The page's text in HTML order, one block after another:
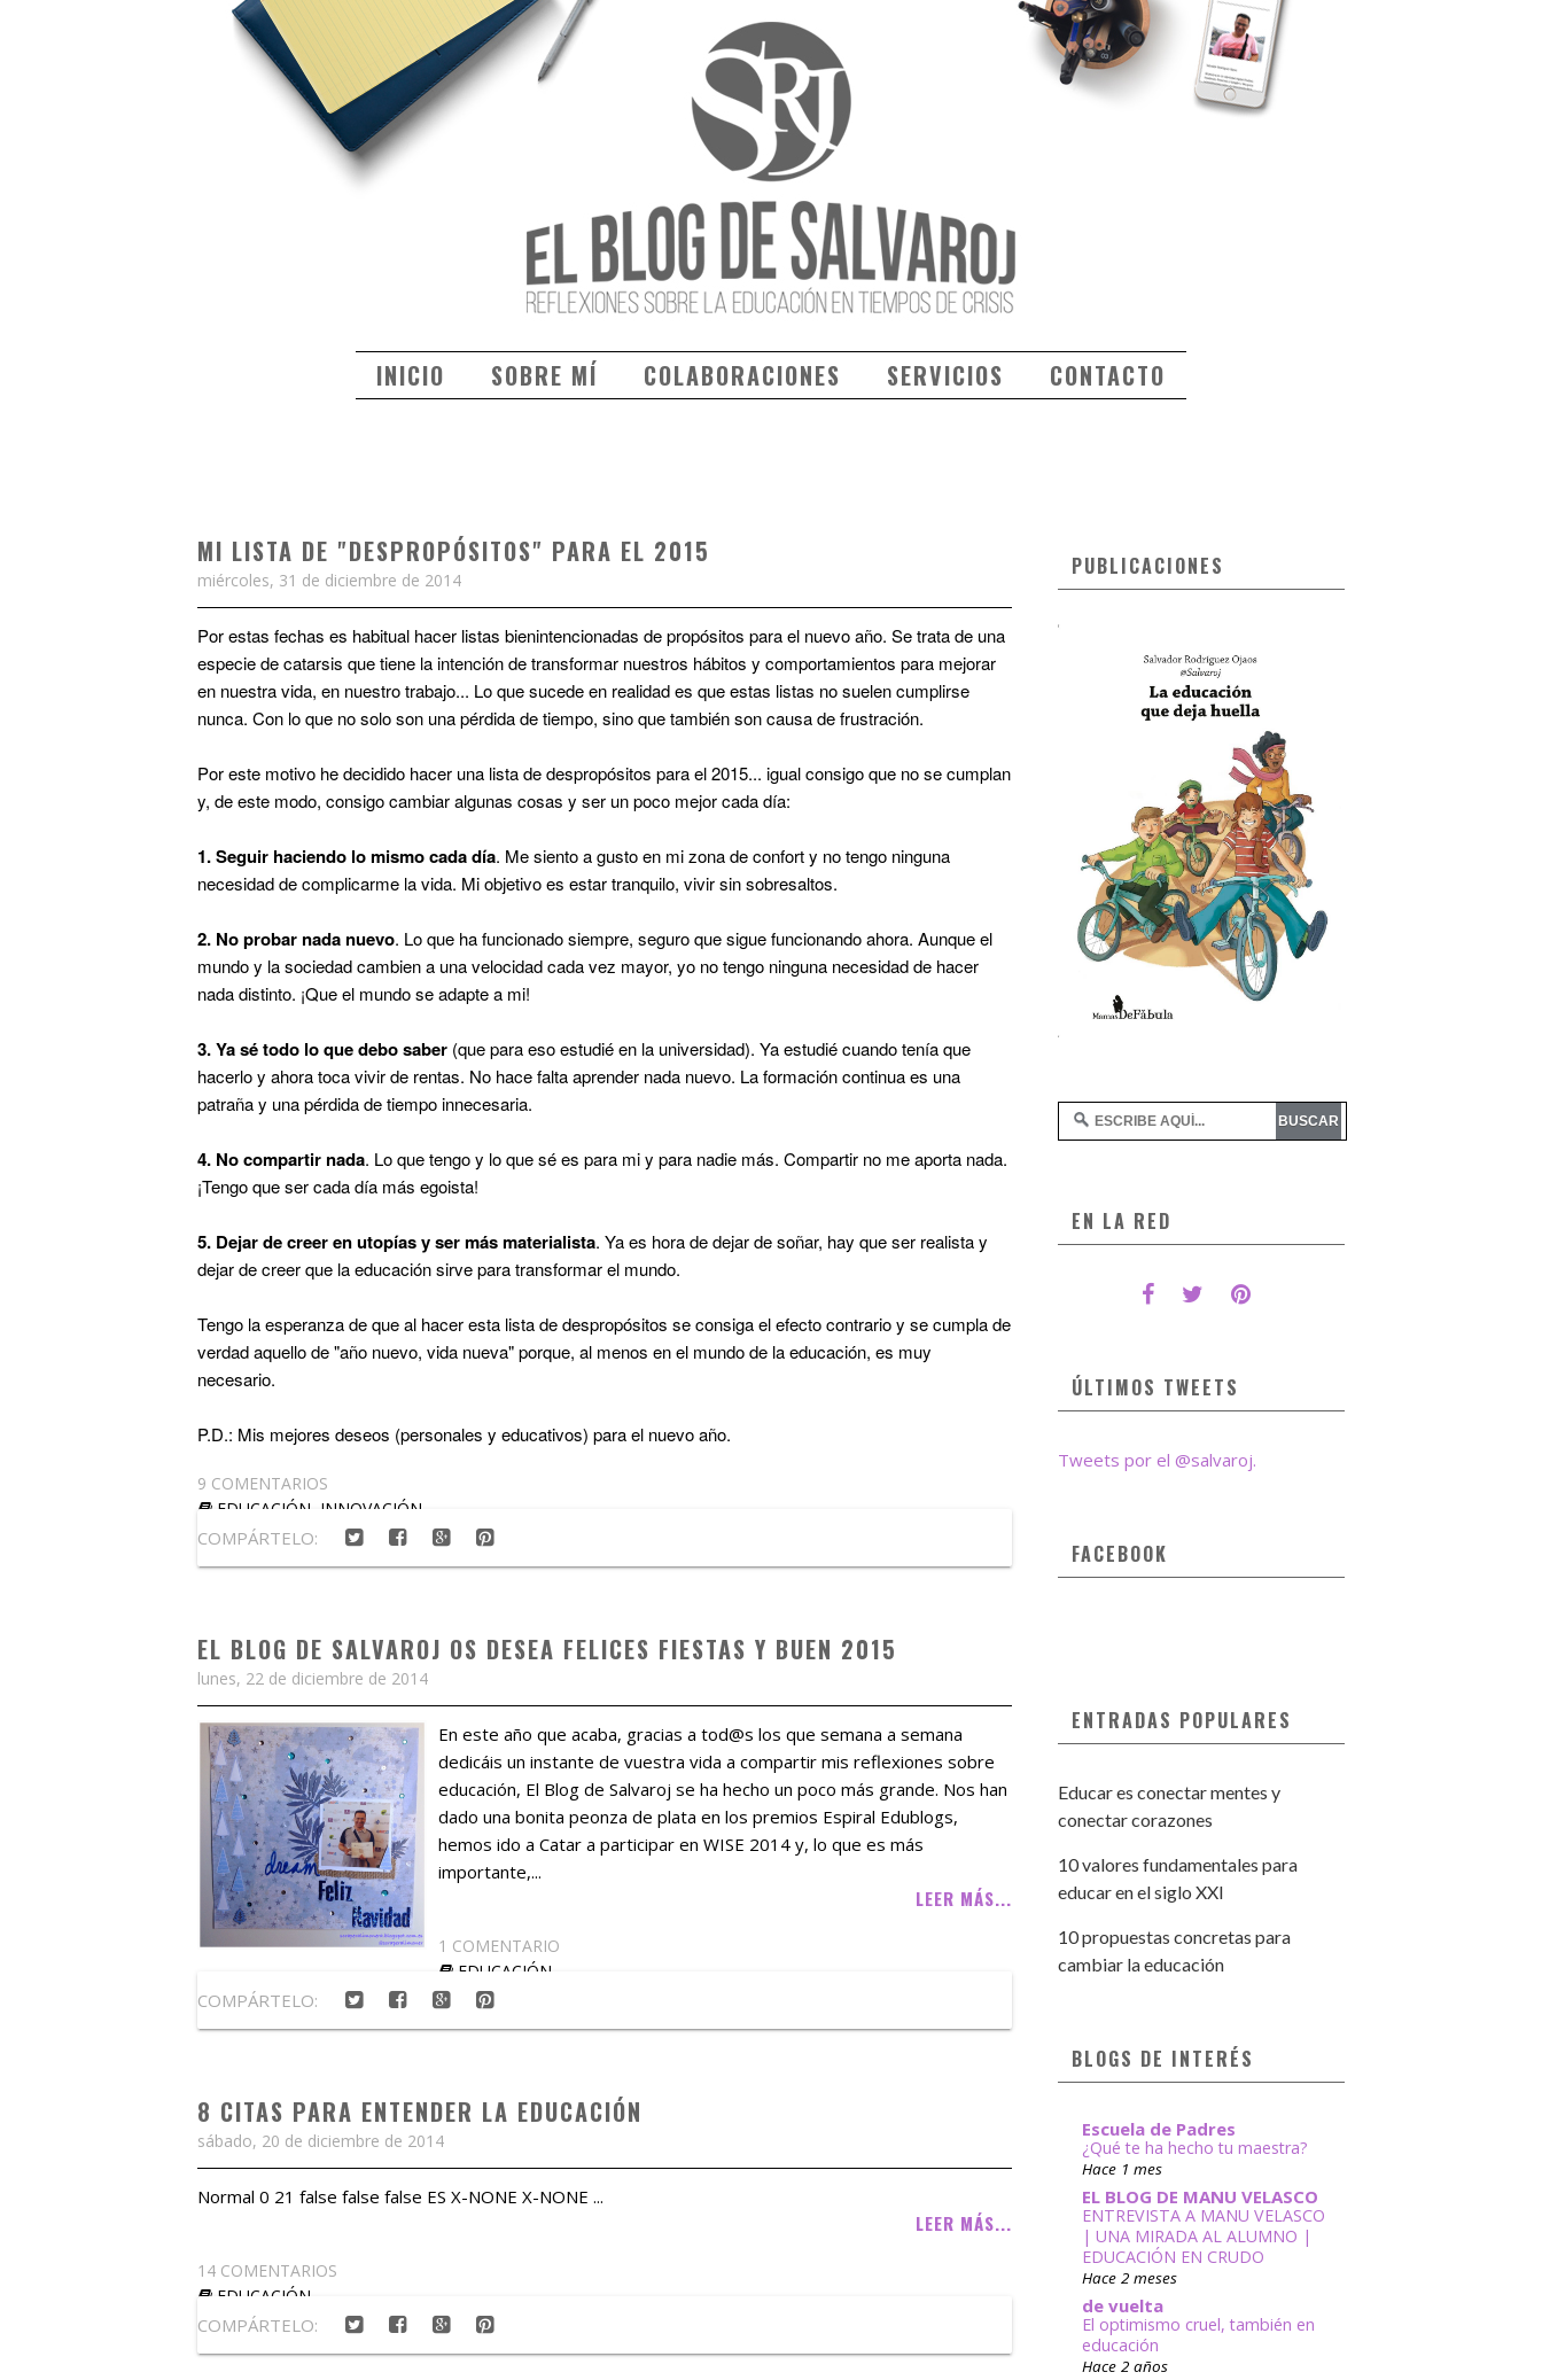
INICIO SOBRE MÍ COLABORACIONES SERVICIOS CONTACTO
MI LISTA DE "DESPROPÓSITOS" PARA EL 2015
miércoles, 31 de diciembre de 2014
Por estas fechas es habitual hacer listas bienintencionadas de propósitos para el nuevo año. Se trata de una
especie de catarsis que tiene la intención de transformar nuestros hábitos y comportamientos para mejorar
en nuestra vida, en nuestro trabajo... Lo que sucede en realidad es que estas listas no suelen cumplirse
nunca. Con lo que no solo son una pérdida de tiempo, sino que también son causa de frustración.
Por este motivo he decidido hacer una lista de despropósitos para el 2015... igual consigo que no se cumplan
y, de este modo, consigo cambiar algunas cosas y ser un poco mejor cada día:
1.Seguir haciendo lo mismo cada día. Me siento a gusto en mi zona de confort y no tengo ninguna
necesidad de complicarme la vida. Mi objetivo es estar tranquilo, vivir sin sobresaltos.
2. No probar nada nuevo. Lo que ha funcionado siempre, seguro que sigue funcionando ahora. Aunque el
mundo y la sociedad cambien a una velocidad cada vez mayor, yo no tengo ninguna necesidad de hacer
nada distinto. ¡Que el mundo se adapte a mi!
3.Ya sé todo lo que debo saber (que para eso estudié en la universidad). Ya estudié cuando tenía que
hacerlo y ahora toca vivir de rentas. No hace falta aprender nada nuevo. La formación continua es una
patraña y una pérdida de tiempo innecesaria.
4. No compartir nada. Lo que tengo y lo que sé es para mi y para nadie más. Compartir no me aporta nada.
¡Tengo que ser cada día más egoista!
5. Dejar de creer en utopías y ser más materialista. Ya es hora de dejar de soñar, hay que ser realista y
dejar de creer que la educación sirve para transformar el mundo.
Tengo la esperanza de que al hacer esta lista de despropósitos se consiga el efecto contrario y se cumpla de
verdad aquello de "año nuevo, vida nueva" porque, al menos en el mundo de la educación, es muy
necesario.
P.D.: Mis mejores deseos (personales y educativos) para el nuevo año.
9 COMENTARIOS
EDUCACIÓN INNOVACIÓN
COMPÁRTELO:
EL BLOG DE SALVAROJ OS DESEA FELICES FIESTAS Y BUEN 2015
lunes, 22 de diciembre de 2014
En este año que acaba, gracias a tod@s los que semana a semana
dedicáis un instante de vuestra vida a compartir mis reflexiones sobre
educación, El Blog de Salvaroj se ha hecho un poco más grande. Nos han
dado una bonita peonza de plata en los premios Espiral Edublogs,
hemos ido a Catar a participar en WISE 2014 y, lo que es más
importante,...
LEER MÁS...
1 COMENTARIO
EDUCACIÓN
COMPÁRTELO:
8 CITAS PARA ENTENDER LA EDUCACIÓN
sábado, 20 de diciembre de 2014
Normal 0 21 false false false ES X-NONE X-NONE ...
LEER MÁS...
14 COMENTARIOS
EDUCACIÓN
COMPÁRTELO:
PUBLICACIONES
EN LA RED
ÚLTIMOS TWEETS
Tweets por el @salvaroj.
FACEBOOK
ENTRADAS POPULARES
Educar es conectar mentes y
conectar corazones
10 valores fundamentales para
educar en el siglo XXI
10 propuestas concretas para
cambiar la educación
BLOGS DE INTERÉS
Escuela de Padres
¿Qué te ha hecho tu maestra?
Hace 1 mes
EL BLOG DE MANU VELASCO
ENTREVISTA A MANU VELASCO
| UNA MIRADA AL ALUMNO |
EDUCACIÓN EN CRUDO
Hace 2 meses
de vuelta
El optimismo cruel, también en
educación
Hace 2 años